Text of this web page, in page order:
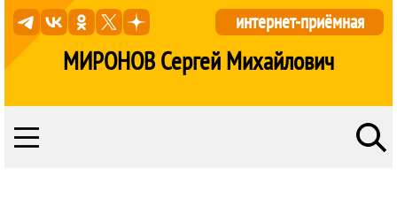
МИРОНОВ Сергей Михайлович
интернет-приёмная